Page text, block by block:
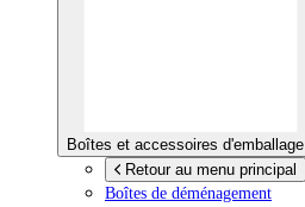
Boîtes et accessoires d'emballage
Retour au menu principal
Boîtes de déménagement